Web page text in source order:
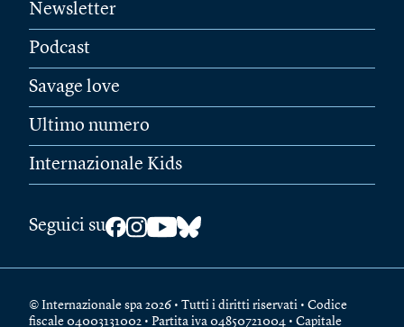
Newsletter
Podcast
Savage love
Ultimo numero
Internazionale Kids
Seguici su
© Internazionale spa 2026 • Tutti i diritti riservati • Codice
fiscale 04003131002 • Partita iva 04850721004 • Capitale